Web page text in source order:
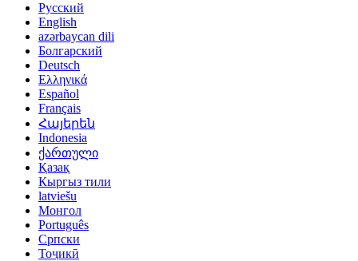
Русский
English
azərbaycan dili
Болгарский
Deutsch
Ελληνικά
Español
Français
Հայերեն
Indonesia
ქართული
Қазақ
Кыргыз тили
latviešu
Монгол
Português
Српски
Тоҷикӣ